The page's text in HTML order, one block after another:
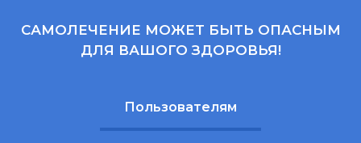
САМОЛЕЧЕНИЕ МОЖЕТ БЫТЬ ОПАСНЫМ
ДЛЯ ВАШОГО ЗДОРОВЬЯ!
Пользователям